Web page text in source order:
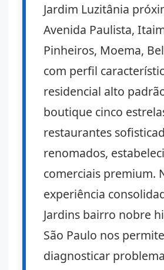
Jardim Luzitânia
Avenida Paulista,
Pinheiros, Moema,
com perfil
residencial alto
boutique cinco
restaurantes
renomados,
comerciais premium.
experiência
Jardins bairro nobre
São Paulo nos permite
diagnosticar